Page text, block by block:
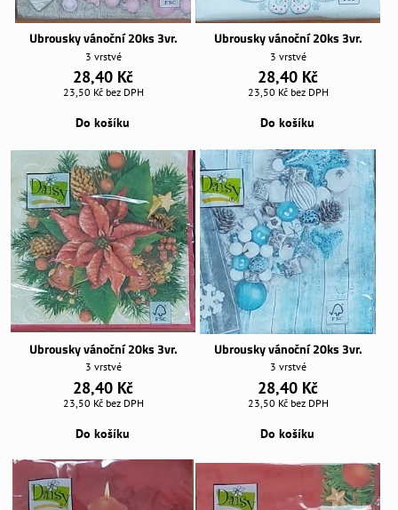
Ubrousky vánoční 20ks 3vr.
3 vrstvé
28,40 Kč
23,50 Kč bez DPH
Do košíku
Ubrousky vánoční 20ks 3vr.
3 vrstvé
28,40 Kč
23,50 Kč bez DPH
Do košíku
Ubrousky vánoční 20ks 3vr.
3 vrstvé
28,40 Kč
23,50 Kč bez DPH
Do košíku
Ubrousky vánoční 20ks 3vr.
3 vrstvé
28,40 Kč
23,50 Kč bez DPH
Do košíku